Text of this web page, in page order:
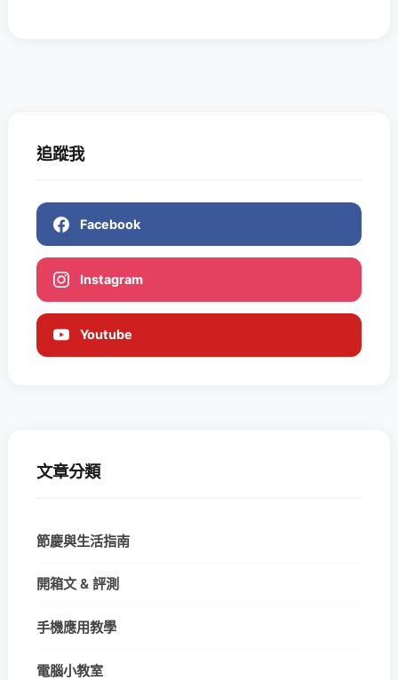
追蹤我
Facebook
Instagram
Youtube
文章分類
節慶與生活指南
開箱文 & 評測
手機應用教學
電腦小教室